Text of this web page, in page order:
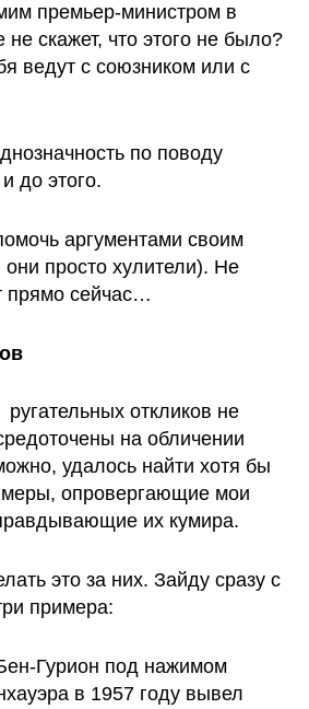
премьер-министром в
скажет, что этого не было?
ведут с союзником или с
по поводу
до этого.
аргументами своим
просто хулители). Не
прямо сейчас…
на обличении
удалось найти хотя бы
опровергающие мои
их кумира.
это за них. Зайду сразу с
примера:
Гурион под нажимом
в 1957 году вывел